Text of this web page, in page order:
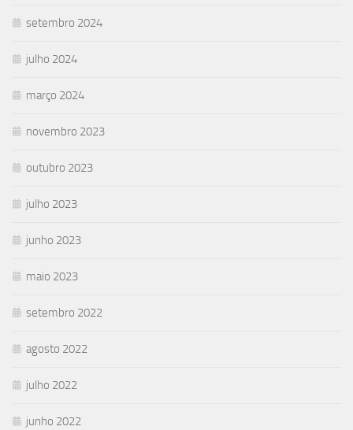
setembro 2024
julho 2024
março 2024
novembro 2023
outubro 2023
julho 2023
junho 2023
maio 2023
setembro 2022
agosto 2022
julho 2022
junho 2022